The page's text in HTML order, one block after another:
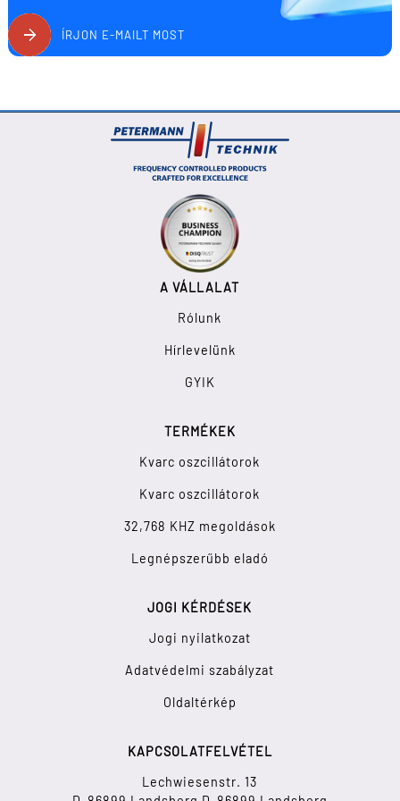
ÍRJON E-MAILT MOST
A VÁLLALAT
Rólunk
Hírlevelünk
GYIK
TERMÉKEK
Kvarc oszcillátorok
Kvarc oszcillátorok
32,768 KHZ megoldások
Legnépszerűbb eladó
JOGI KÉRDÉSEK
Jogi nyilatkozat
Adatvédelmi szabályzat
Oldaltérkép
KAPCSOLATFELVÉTEL
Lechwiesenstr. 13